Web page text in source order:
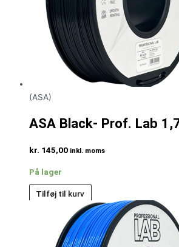
(ASA)
ASA Black- Prof. Lab
kr. 145,00 inkl. moms
På lager
Tilføj til kurv